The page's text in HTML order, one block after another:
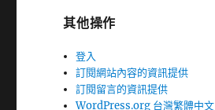
其他操作
登入
訂閱網站內容的資訊提供
訂閱留言的資訊提供
WordPress.org 台灣繁體中文